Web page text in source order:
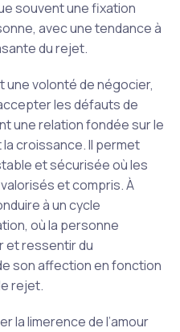
souvent une fixation
avec une tendance à
du rejet.
une volonté de négocier,
les défauts de
une relation fondée sur le
croissance. Il permet
et sécurisée où les
et compris. À
à un cycle
où la personne
et ressentir du
son affection en fonction
rejet.
la limerence de l’amour